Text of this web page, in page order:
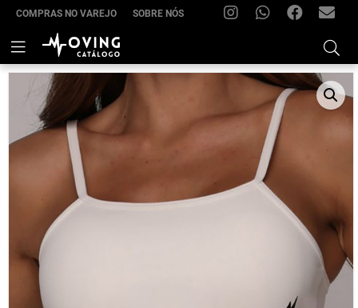
Skip
content
–
(22)
99285-
7021
FACEBOOK
COMPRAS NO VAREJO SOBRE NÓS